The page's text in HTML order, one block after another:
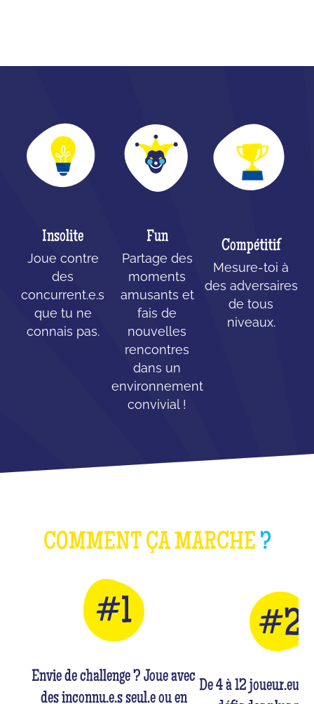
Insolite
Joue contre
des
concurrent.e.s
que tu ne
connais pas.
Fun
Partage des
moments
amusants et
fais de
nouvelles
rencontres
dans un
environnement
convivial !
Compétitif
Mesure-toi à
des adversaires
de tous
niveaux.
COMMENT ÇA MARCHE ?
Envie de challenge ? Joue avec
des inconnu.e.s seul.e ou en
De 4 à 12